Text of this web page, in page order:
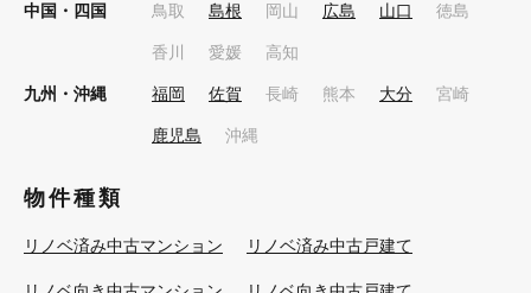
中国・四国 鳥取 島根 岡山 広島 山口 徳島
香川 愛媛 高知
九州・沖縄 福岡 佐賀 長崎 熊本 大分 宮崎
鹿児島 沖縄
物件種類
リノベ済み中古マンション リノベ済み中古戸建て